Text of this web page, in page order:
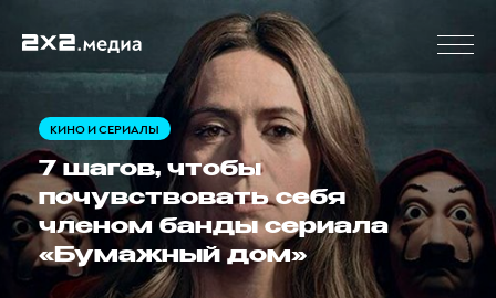
КИНО И СЕРИАЛЫ
7 шагов, чтобы
почувствовать себя
членом банды сериала
«Бумажный дом»